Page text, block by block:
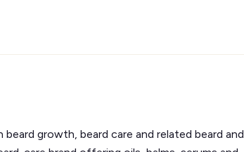
beard growth, beard care and related beard and